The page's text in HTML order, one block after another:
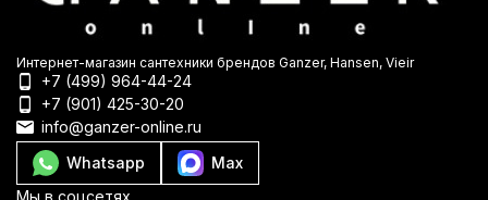
Интернет-магазин сантехники брендов Ganzer, Hansen, Vieir
+7 (499) 964-44-24
+7 (901) 425-30-20
info@ganzer-online.ru
Whatsapp
Max
Мы в соцсетях